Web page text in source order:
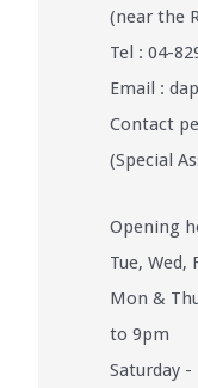
(near the
Tel : 04-
Email :
Contact
(Special
Opening
Tue,
Mon &
to 9pm
Saturday